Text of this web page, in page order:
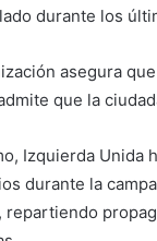
durante los
asegura
que la
Izquierda Unida
durante la
repartiendo